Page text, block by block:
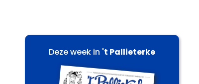
Deze week in 't Pallieterke